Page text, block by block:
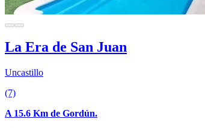
La Era de San Juan
Uncastillo
(7)
A 15.6 Km de Gordún.